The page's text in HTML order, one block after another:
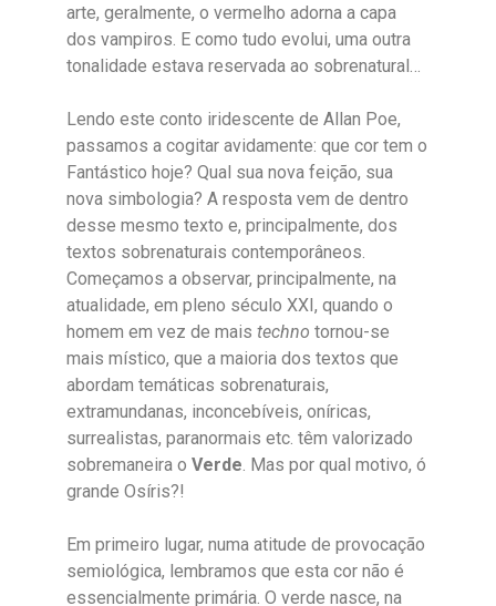
arte, geralmente, o vermelho adorna a capa
dos vampiros. E como tudo evolui, uma outra
tonalidade estava reservada ao sobrenatural…
Lendo este conto iridescente de Allan Poe,
passamos a cogitar avidamente: que cor tem o
Fantástico hoje? Qual sua nova feição, sua
nova simbologia? A resposta vem de dentro
desse mesmo texto e, principalmente, dos
textos sobrenaturais contemporâneos.
Começamos a observar, principalmente, na
atualidade, em pleno século XXI, quando o
homem em vez de mais techno tornou-se
mais místico, que a maioria dos textos que
abordam temáticas sobrenaturais,
extramundanas, inconcebíveis, oníricas,
surrealistas, paranormais etc. têm valorizado
sobremaneira o Verde. Mas por qual motivo, ó
grande Osíris?!
Em primeiro lugar, numa atitude de provocação
semiológica, lembramos que esta cor não é
essencialmente primária. O verde nasce, na